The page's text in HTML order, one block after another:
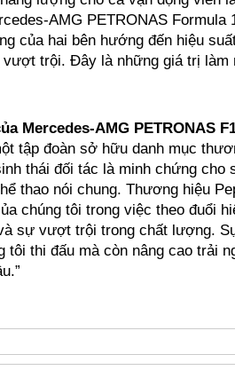
AMG PETRONAS Formula
của hai bên hướng đến hiệu
trội. Đây là những giá trị làm
Mercedes-AMG PETRONAS
tập đoàn sở hữu danh mục
thái đối tác là minh chứng cho
thao nói chung. Thương hiệu
chúng tôi trong việc theo đuổi
sự vượt trội trong chất lượng.
tôi thi đấu mà còn nâng cao trải